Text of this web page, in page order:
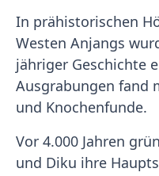
In prähistorischen
Westen Anjangs
jähriger Geschichte
Ausgrabungen fand
und Knochenfunde.
Vor 4.000 Jahren
und Diku ihre